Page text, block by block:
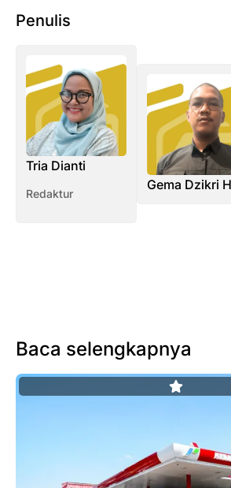
Penulis
Tria Dianti
Redaktur
Gema Dzikri
Baca selengkapnya